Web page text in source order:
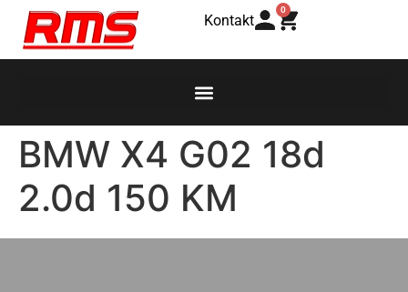
Kontakt
0
BMW X4 G02 18d
2.0d 150 KM